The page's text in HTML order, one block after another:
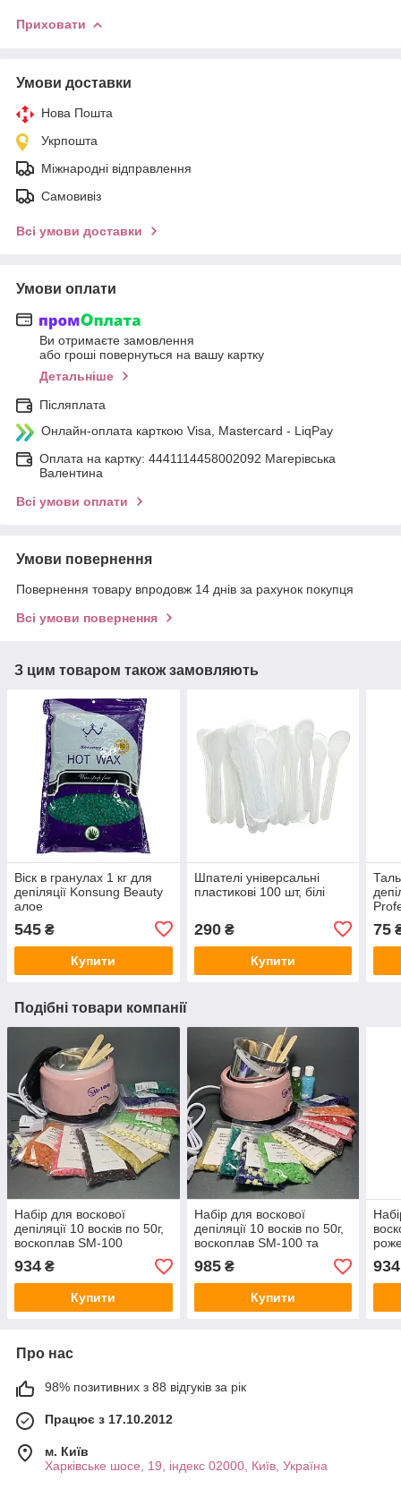
Приховати
Умови доставки
Нова Пошта
Укрпошта
Міжнародні відправлення
Самовивіз
Всі умови доставки
Умови оплати
Ви отримаєте замовлення
або гроші повернуться на вашу картку
Детальніше
Післяплата
Онлайн-оплата карткою Visa, Mastercard - LiqPay
Оплата на картку: 4441114458002092 Магерівська
Валентина
Всі умови оплати
Умови повернення
Повернення товару впродовж 14 днів за рахунок покупця
Всі умови повернення
З цим товаром також замовляють
Віск в гранулах 1 кг для
депіляції Konsung Beauty
алое
545 ₴
Купити
Шпателі універсальні
пластикові 100 шт, білі
290₴
Купити
75
Подібні товари компанії
Набір для воскової
депіляції 10 восків по 50г,
воскоплав SM-100
рожевий
934 ₴
Купити
Набір для воскової
депіляції 10 восків по 50г,
воскоплав SM-100 та
засоби до і після депіляції
985₴
Купити
934
Про нас
98% позитивних з 88 відгуків за рік
Працює з 17.10.2012
м. Київ
Харківське шосе, 19, індекс 02000, Київ, Україна